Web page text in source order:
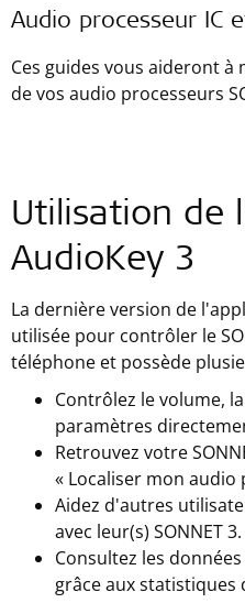
Audio processeur IC
Ces guides vous aideront
de vos audio processeurs
Utilisation de
AudioKey 3
La dernière version de
utilisée pour contrôler le
téléphone et possède
Contrôlez le volume,
paramètres
Retrouvez votre
« Localiser mon audio
Aidez d'autres
avec leur(s) SONNET 3.
Consultez les
grâce aux statistiques